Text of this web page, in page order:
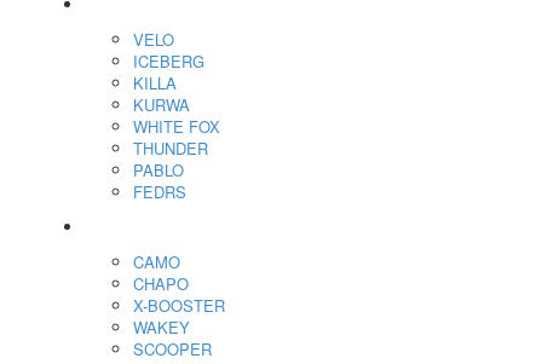
VELO
ICEBERG
KILLA
KURWA
WHITE FOX
THUNDER
PABLO
FEDRS
CAMO
CHAPO
X-BOOSTER
WAKEY
SCOOPER